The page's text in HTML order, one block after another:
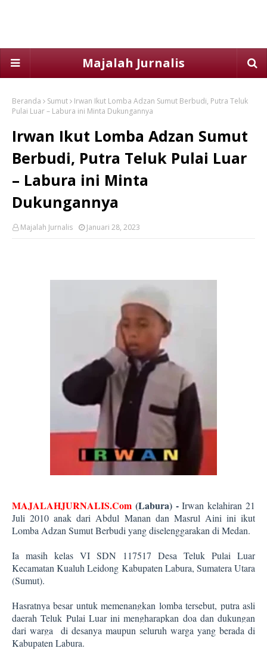
Majalah Jurnalis
Beranda Sumut
Irwan Ikut Lomba Adzan Sumut Berbudi, Putra Teluk
Pulai Luar – Labura ini Minta Dukungannya
Irwan Ikut Lomba Adzan Sumut
Berbudi, Putra Teluk Pulai Luar
– Labura ini Minta
Dukungannya
Majalah Jurnalis Januari 28, 2023
MAJALAHJURNALIS.Com (Labura) - Irwan kelahiran 21
Juli 2010 anak dari Abdul Manan dan Masrul Aini ini ikut
Lomba Adzan Sumut Berbudi yang diselenggarakan di Medan.
Ia masih kelas VI SDN 117517 Desa Teluk Pulai Luar
Kecamatan Kualuh Leidong Kabupaten Labura, Sumatera Utara
(Sumut).
Hasratnya besar untuk memenangkan lomba tersebut, putra asli
daerah Teluk Pulai Luar ini mengharapkan doa dan dukungan
dari warga
di desanya maupun seluruh warga yang berada di
Kabupaten Labura.